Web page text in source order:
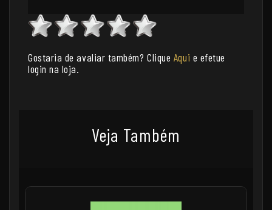
Gostaria de avaliar também? Clique Aqui e efetue
login na loja.
Veja Também